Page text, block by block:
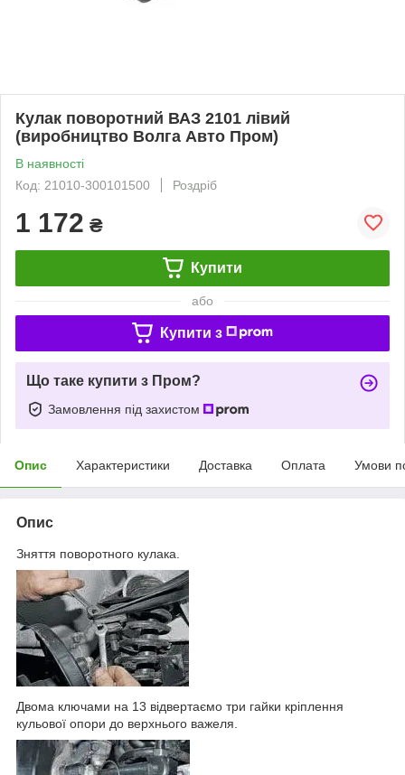
Кулак поворотний ВАЗ 2101 лівий
(виробництво Волга Авто Пром)
В наявності
Код: 21010-300101500
Роздріб
1 172 ₴
Купити
або
Купити з
Що таке купити з Пром?
Замовлення під захистом
Опис Характеристики Доставка Оплата Умови
Опис
Зняття поворотного кулака.
Двома ключами на 13 відвертаємо три гайки кріплення
кульової опори до верхнього важеля.